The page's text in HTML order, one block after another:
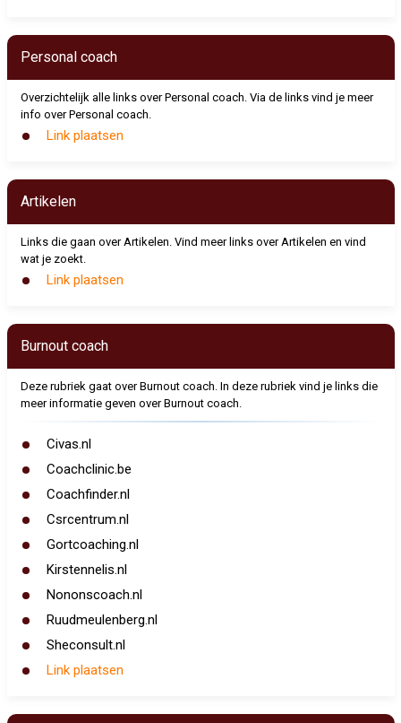
Personal coach
Overzichtelijk alle links over Personal coach. Via de links vind je meer
info over Personal coach.
Link plaatsen
Artikelen
Links die gaan over Artikelen. Vind meer links over Artikelen en vind
wat je zoekt.
Link plaatsen
Burnout coach
Deze rubriek gaat over Burnout coach. In deze rubriek vind je links die
meer informatie geven over Burnout coach.
Civas.nl
Coachclinic.be
Coachfinder.nl
Csrcentrum.nl
Gortcoaching.nl
Kirstennelis.nl
Nononscoach.nl
Ruudmeulenberg.nl
Sheconsult.nl
Link plaatsen